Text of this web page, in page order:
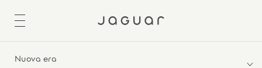
Nuova era